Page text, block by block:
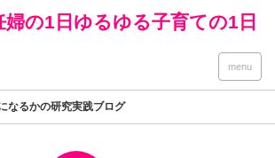
の1日ゆるゆる子育ての1日
menu
なるかの研究実践ブログ